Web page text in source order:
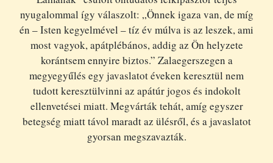
nyugalommal így válaszolt: „Önnek igaza van, de míg
én – Isten kegyelmével – tíz év múlva is az leszek, ami
most vagyok, apátplébános, addig az Ön helyzete
korántsem ennyire biztos.” Zalaegerszegen a
megyegyűlés egy javaslatot éveken keresztül nem
tudott keresztülvinni az apátúr jogos és indokolt
ellenvetései miatt. Megvárták tehát, amíg egyszer
betegség miatt távol maradt az ülésről, és a javaslatot
gyorsan megszavazták.